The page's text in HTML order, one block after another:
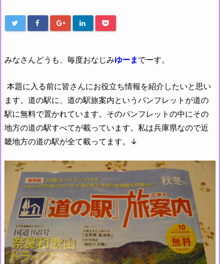
みなさんどうも、毎度おなじみゆーまでーす。
本題に入る前に皆さんにお役立ち情報を紹介したいと思い
ます。道の駅に、道の駅旅案内というパンフレットが道の
駅に無料で置かれています。そのパンフレットの中にその
地方の道の駅すべてが載っています。私は兵庫県なので近
畿地方の道の駅が全て載ってます。↓